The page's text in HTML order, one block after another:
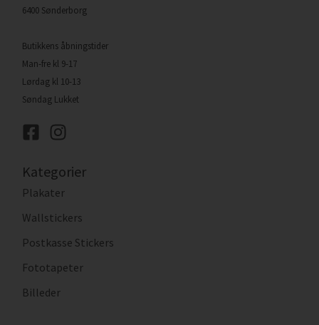
6400 Sønderborg
Butikkens åbningstider
Man-fre kl 9-17
Lørdag kl 10-13
Søndag Lukket
Kategorier
Plakater
Wallstickers
Postkasse Stickers
Fototapeter
Billeder